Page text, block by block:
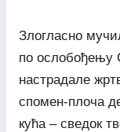
Злогласно
по ослобођењу
настрадале
спомен-плоча
кућа – сведок